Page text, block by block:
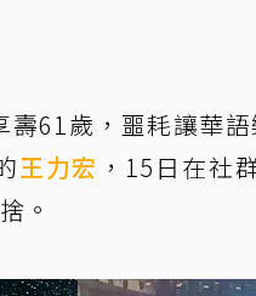
61歲，噩耗讓華
王力宏 ，15日在社
。